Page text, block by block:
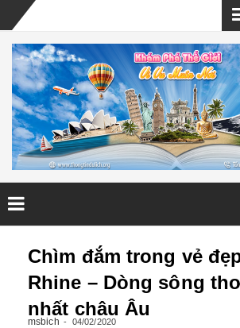
to
Chìm đắm trong vẻ
Rhine – Dòng sông
nhất châu Âu
msbich 04/02/2020